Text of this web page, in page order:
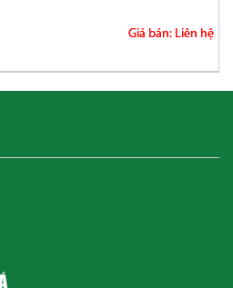
Giá bán: Liên hệ